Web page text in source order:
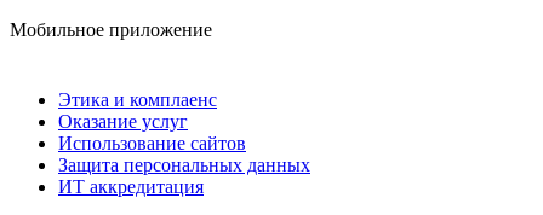
Мобильное приложение
Этика и комплаенс
Оказание услуг
Использование сайтов
Защита персональных данных
ИТ аккредитация